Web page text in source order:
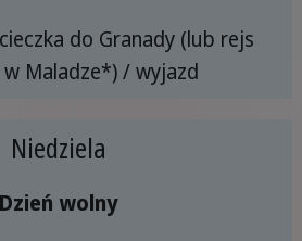
do Granady (lub rejs
Maladze*) / wyjazd
Niedziela
Dzień wolny